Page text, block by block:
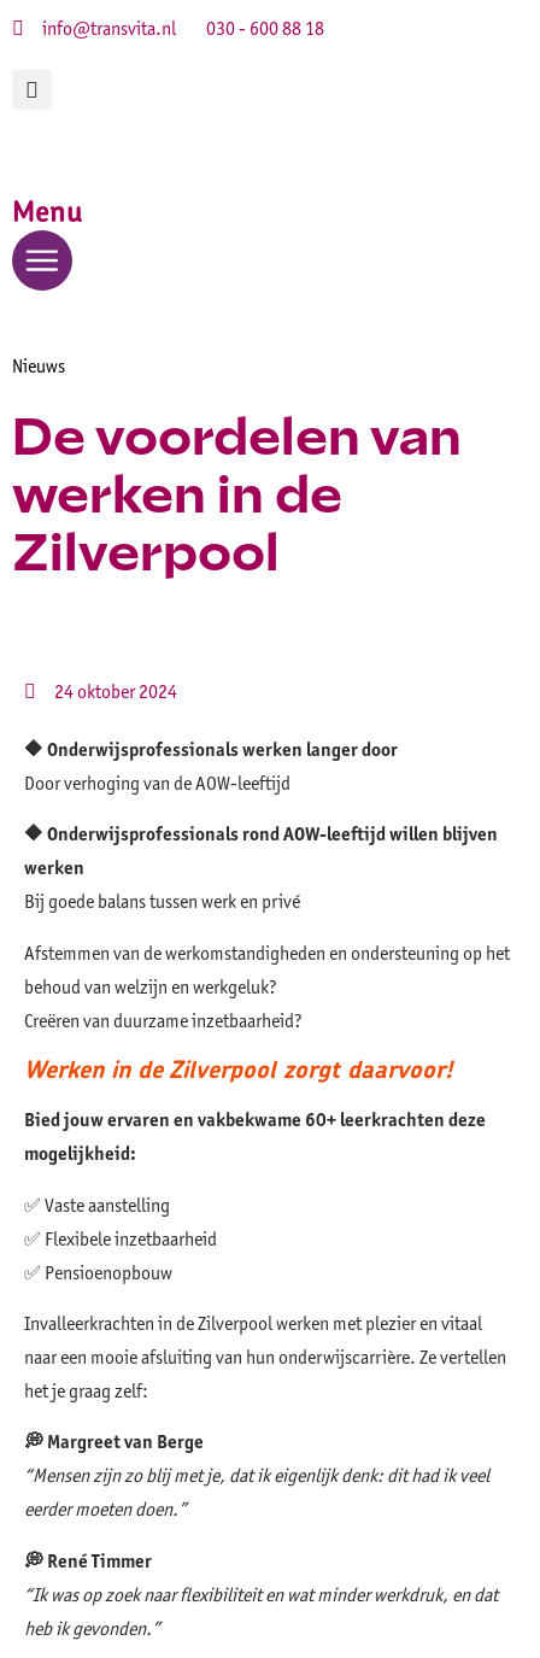
info@transvita.nl 030 - 600 88 18
Menu
Nieuws
De voordelen van
werken in de
Zilverpool
24 oktober 2024
🔶 Onderwijsprofessionals werken langer door
Door verhoging van de AOW-leeftijd
🔶 Onderwijsprofessionals rond AOW-leeftijd willen blijven
werken
Bij goede balans tussen werk en privé
Afstemmen van de werkomstandigheden en ondersteuning op het
behoud van welzijn en werkgeluk?
Creëren van duurzame inzetbaarheid?
Werken in de Zilverpool zorgt daarvoor!
Bied jouw ervaren en vakbekwame 60+ leerkrachten deze
mogelijkheid:
✅ Vaste aanstelling
✅ Flexibele inzetbaarheid
✅ Pensioenopbouw
Invalleerkrachten in de Zilverpool werken met plezier en vitaal
naar een mooie afsluiting van hun onderwijscarrière. Ze vertellen
het je graag zelf:
💭 Margreet van Berge
“Mensen zijn zo blij met je, dat ik eigenlijk denk: dit had ik veel
eerder moeten doen.”
💭 René Timmer
“Ik was op zoek naar flexibiliteit en wat minder werkdruk, en dat
heb ik gevonden.”